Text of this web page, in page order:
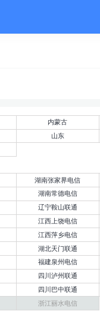
内蒙古
山东
湖南张家界电信
湖南常德电信
辽宁鞍山联通
江西上饶电信
江西萍乡电信
湖北天门联通
福建泉州电信
四川泸州联通
四川巴中联通
浙江丽水电信